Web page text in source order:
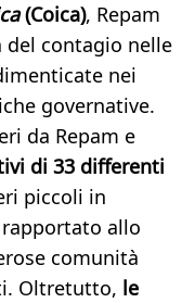
(Coica), Repam
del contagio nelle
nei
governative.
da Repam e
di 33 differenti
piccoli in
allo
comunità
Oltretutto, le